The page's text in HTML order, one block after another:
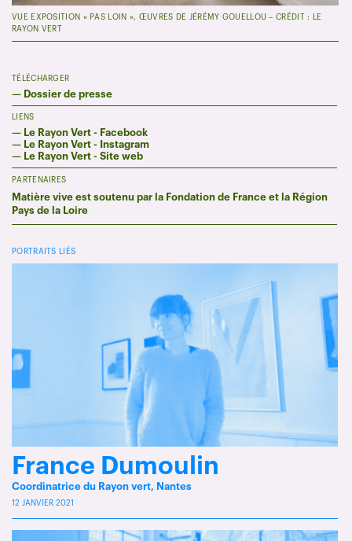
VUE EXPOSITION « PAS LOIN », ŒUVRES DE JÉRÉMY GOUELLOU – CRÉDIT : LE
RAYON VERT
TÉLÉCHARGER
— Dossier de presse
LIENS
—
Le Rayon Vert - Facebook
—
Le Rayon Vert - Instagram
—
Le Rayon Vert - Site web
PARTENAIRES
Matière vive est soutenu par la Fondation de France et la Région
Pays de la Loire
PORTRAITS LIÉS
France Dumoulin
Coordinatrice du Rayon vert, Nantes
12 JANVIER 2021